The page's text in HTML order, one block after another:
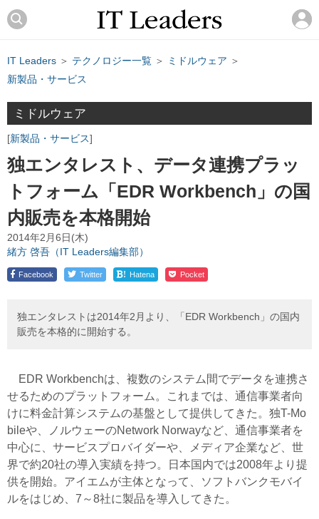
IT Leaders ＞ テクノロジー一覧 ＞ ミドルウェア ＞
新製品・サービス
ミドルウェア
新製品・サービス
独エンタレスト、データ連携プラッ
トフォーム「EDR Workbench」の国
内販売を本格開始
2014年2月6日(木)
緒方 啓吾（IT Leaders編集部）
Facebook Twitter ! Hatena Pocket
独エンタレストは2014年2月より、「EDR Workbench」の国内
販売を本格的に開始する。
EDR Workbenchは、複数のシステム間でデータを連携さ
せるためのプラットフォーム。これまでは、通信事業者向
けに料金計算システムの基盤として提供してきた。独T-Mo
bileや、ノルウェーのNetwork Norwayなど、通信事業者を
中心に、サービスプロバイダーや、メディア企業など、世
界で約20社の導入実績を持つ。日本国内では2008年より提
供を開始。アイエムが主体となって、ソフトバンクモバイ
ルをはじめ、7～8社に製品を導入してきた。